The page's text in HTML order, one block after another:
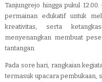
Tanjungrejo hingga pukul
permainan edukatif untuk
kreativitas, serta
menyenangkan membuat
tantangan.
Pada sore hari, rangkaian
termasuk upacara pembukaan,